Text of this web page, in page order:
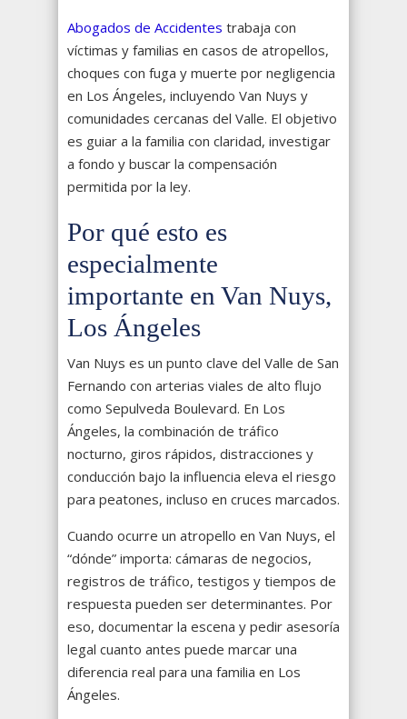
Abogados de Accidentes trabaja con
víctimas y familias en casos de atropellos,
choques con fuga y muerte por negligencia
en Los Ángeles, incluyendo Van Nuys y
comunidades cercanas del Valle. El objetivo
es guiar a la familia con claridad, investigar
a fondo y buscar la compensación
permitida por la ley.
Por qué esto es
especialmente
importante en Van Nuys,
Los Ángeles
Van Nuys es un punto clave del Valle de San
Fernando con arterias viales de alto flujo
como Sepulveda Boulevard. En Los
Ángeles, la combinación de tráfico
nocturno, giros rápidos, distracciones y
conducción bajo la influencia eleva el riesgo
para peatones, incluso en cruces marcados.
Cuando ocurre un atropello en Van Nuys, el
“dónde” importa: cámaras de negocios,
registros de tráfico, testigos y tiempos de
respuesta pueden ser determinantes. Por
eso, documentar la escena y pedir asesoría
legal cuanto antes puede marcar una
diferencia real para una familia en Los
Ángeles.